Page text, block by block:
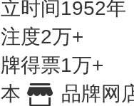
时间1952年
度2万+
得票1万+
品牌网